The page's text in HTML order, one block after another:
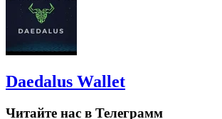
Daedalus Wallet
Читайте нас в Телеграмм